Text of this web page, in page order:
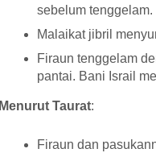
sebelum
Malaikat jibril
Firaun tenggelam
pantai. Bani Israil
Menurut Taurat:
Firaun dan